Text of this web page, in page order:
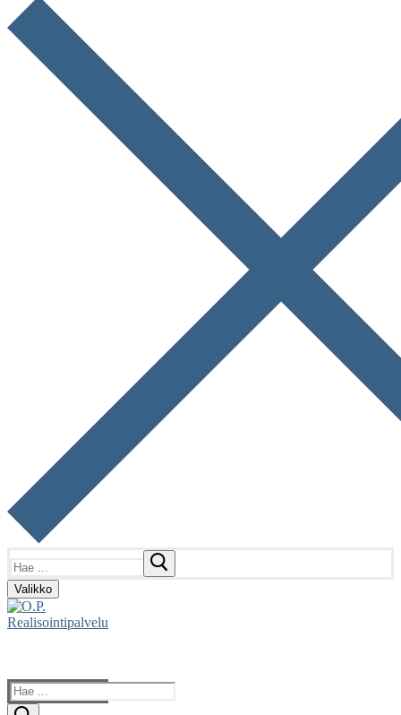
Valikko
Hae: